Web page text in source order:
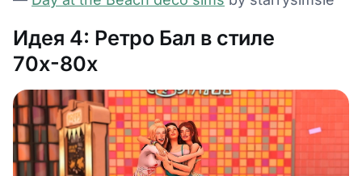
Идея 4: Ретро Бал в стиле
70х-80х